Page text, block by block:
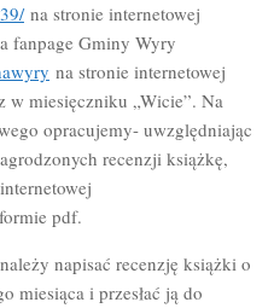
na stronie internetowej
fanpage Gminy Wyry
na stronie internetowej
w miesięczniku „Wicie”. Na
opracujemy- uwzględniając
recenzji książkę,
pdf.
napisać recenzję książki o
miesiąca i przesłać ją do